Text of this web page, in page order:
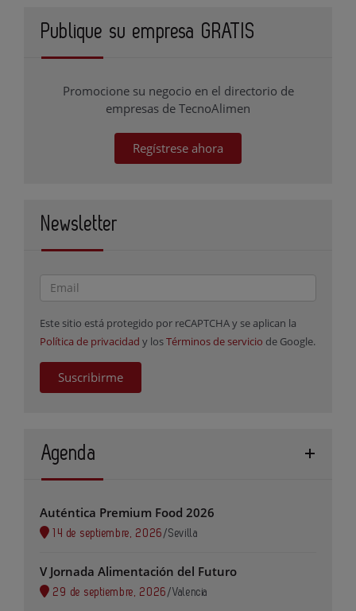
Publique su empresa GRATIS
Promocione su negocio en el directorio de
empresas de TecnoAlimen
Regístrese ahora
Newsletter
Este sitio está protegido por reCAPTCHA y se aplican la
Política de privacidad y losTérminos de servicio de Google.
Suscribirme
Agenda
Auténtica Premium Food 2026
14 de septiembre, 2026 /Sevilla
V Jornada Alimentación del Futuro
29 de septiembre, 2026 /Valencia